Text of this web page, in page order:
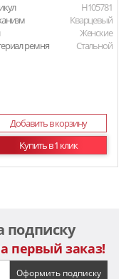
H105781
Кварцевый
Женские
ремня
Стальной
Добавить в корзину
Купить в 1 клик
подписку
первый заказ!